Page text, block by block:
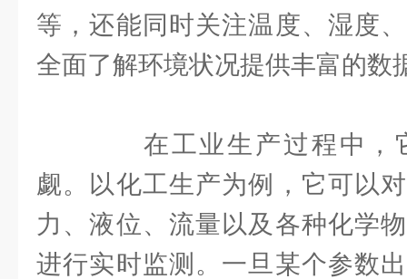
等，还能同时关注温度、湿度
全面了解环境状况提供丰富的数
在工业生产过程中，
觑。以化工生产为例，它可以
力、液位、流量以及各种化学
进行实时监测。一旦某个参数